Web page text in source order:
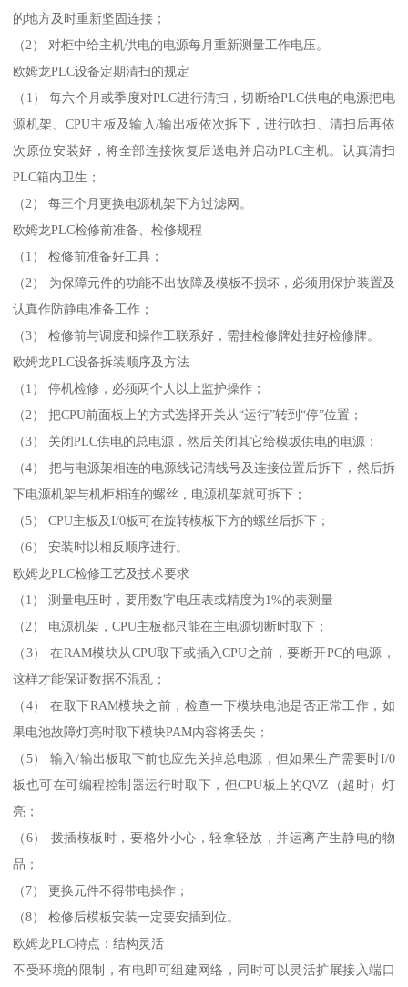
的地方及时重新坚固连接；
（2） 对柜中给主机供电的电源每月重新测量工作电压。
欧姆龙PLC设备定期清扫的规定
（1） 每六个月或季度对PLC进行清扫，切断给PLC供电的电源把电
源机架、CPU主板及输入/输出板依次拆下，进行吹扫、清扫后再依
次原位安装好，将全部连接恢复后送电并启动PLC主机。认真清扫
PLC箱内卫生；
（2） 每三个月更换电源机架下方过滤网。
欧姆龙PLC检修前准备、检修规程
（1） 检修前准备好工具；
（2） 为保障元件的功能不出故障及模板不损坏，必须用保护装置及
认真作防静电准备工作；
（3） 检修前与调度和操作工联系好，需挂检修牌处挂好检修牌。
欧姆龙PLC设备拆装顺序及方法
（1） 停机检修，必须两个人以上监护操作；
（2） 把CPU前面板上的方式选择开关从“运行”转到“停”位置；
（3） 关闭PLC供电的总电源，然后关闭其它给模坂供电的电源；
（4） 把与电源架相连的电源线记清线号及连接位置后拆下，然后拆
下电源机架与机柜相连的螺丝，电源机架就可拆下；
（5） CPU主板及I/0板可在旋转模板下方的螺丝后拆下；
（6） 安装时以相反顺序进行。
欧姆龙PLC检修工艺及技术要求
（1） 测量电压时，要用数字电压表或精度为1%的表测量
（2） 电源机架，CPU主板都只能在主电源切断时取下；
（3） 在RAM模块从CPU取下或插入CPU之前，要断开PC的电源，
这样才能保证数据不混乱；
（4） 在取下RAM模块之前，检查一下模块电池是否正常工作，如
果电池故障灯亮时取下模块PAM内容将丢失；
（5） 输入/输出板取下前也应先关掉总电源，但如果生产需要时I/0
板也可在可编程控制器运行时取下，但CPU板上的QVZ（超时）灯
亮；
（6） 拨插模板时，要格外小心，轻拿轻放，并运离产生静电的物
品；
（7） 更换元件不得带电操作；
（8） 检修后模板安装一定要安插到位。
欧姆龙PLC特点：结构灵活
不受环境的限制，有电即可组建网络，同时可以灵活扩展接入端口